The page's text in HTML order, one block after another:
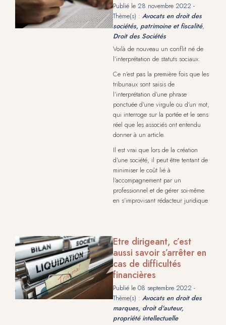
Publié le 28 novembre 2022 -
Thème(s) : Avocats en droit des
sociétés, patrimoine et fiscalité,
Droit des Sociétés
Voilà de nouveau un conflit né de
l’interprétation de statuts sociaux.
Ce n’est pas la première fois que les
tribunaux sont saisis de
l’interprétation d’une phrase
ponctuée d’une virgule ou d’un mot,
qui interroge sur la portée et le sens
réel que les associés ont entendu
donner à un article.
Il est vrai que lors de la création
d’une société, il peut être tentant de
minimiser le coût lié à
l’accompagnement par un
professionnel et de gérer soi-même
en s’improvisant rédacteur juridique.
Etre dirigeant, c’est
aussi savoir s’arrêter en
cas de difficultés
financières
Publié le 08 septembre 2022 -
Thème(s) : Avocats en droit des
marques, droit d'auteur,
propriété intellectuelle